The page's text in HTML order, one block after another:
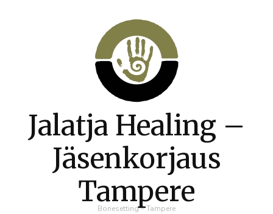
Jalatja Healing –
Jäsenkorjaus
Tampere
Bonesetting – Tampere